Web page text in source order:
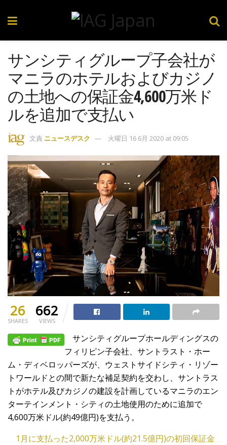
サンシティグループ子会社が
マニラのホテルおよびカジノ
の土地への保証金4,600万米ド
ルを追加で支払い
文責 ニュースデスク 火曜日 16 6月 2020 at 09:05
26
SHARES
662
VIEWS
サンシティグループホールディングスの
フィリピン子会社、サントラスト・ホー
ム・ディベロッパーズが、ウェストサイドシティ・リゾー
トワールドとの間で新たな補足契約を交わし、サントラス
トがホテル及びカジノの建設を計画しているマニラのエン
ターテインメント・シティの土地使用のために追加で
4,600万米ドル(約49億円)を支払う。
1月に支払った2,000万米ドル(約21.5億円)の初回保証金